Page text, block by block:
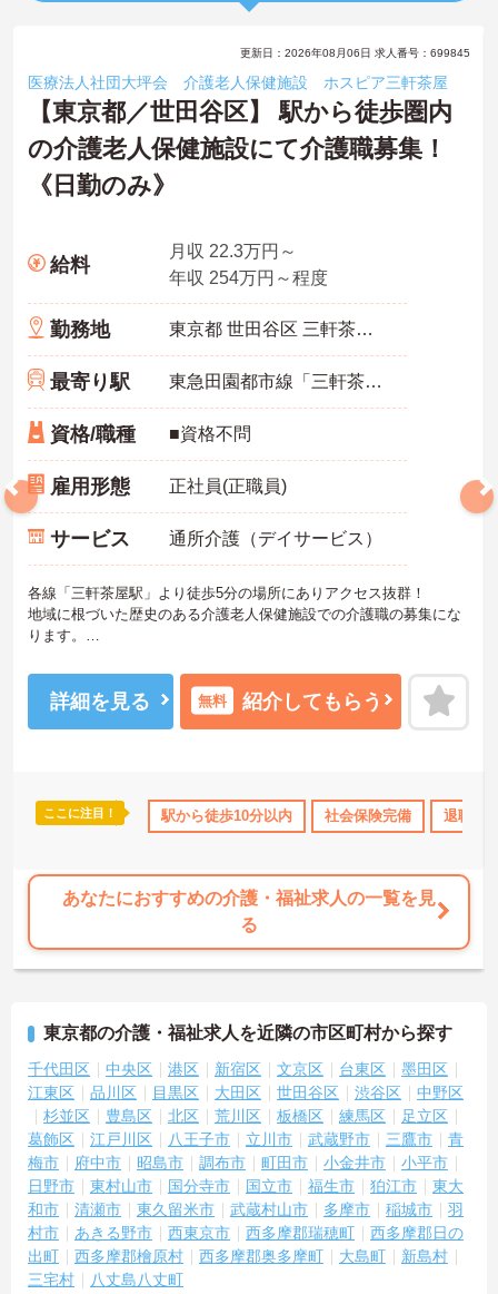
育児補助 日勤のみ 年間休日110日以上 ブランクOK
更新日：2026年08月06日 求人番号：699845
医療法人社団大坪会 介護老人保健施設 ホスピア三軒茶屋
【東京都／世田谷区】 駅から徒歩圏内
の介護老人保健施設にて介護職募集！
《日勤のみ》
給料
月収 22.3万円～
年収 254万円～程度
勤務地 東京都 世田谷区 三軒茶屋1-16-13
最寄り駅 東急田園都市線「三軒茶屋駅」徒歩5分
資格/職種 ■資格不問
雇用形態 正社員(正職員)
サービス 通所介護（デイサービス）
各線「三軒茶屋駅」より徒歩5分の場所にありアクセス抜群！
地域に根づいた歴史のある介護老人保健施設での介護職の募集にな
ります。
きますので、お気軽にキャリアドバイザーまでお問い合わせ下さ
い。詳細を見る 無料 紹介してもらう
ここに注目！ 駅から徒歩10分以内 社会保険完備 退職金
あなたにおすすめの介護・福祉求人の一覧を見
る
東京都の介護・福祉求人を近隣の市区町村から探す
千代田区 中央区 港区 新宿区 文京区 台東区
墨田区
江東区
品川区 目黒区 大田区 世田谷区 渋谷区
中野区
杉並区
豊島区 北区 荒川区 板橋区 練馬区
足立区
葛飾区
江戸川区 八王子市 立川市 武蔵野市 三鷹市
青
梅市
府中市 昭島市 調布市 町田市 小金井市
小平市
日野市
東村山市 国分寺市 国立市 福生市 狛江市
東大
和市
清瀬市 東久留米市 武蔵村山市 多摩市 稲城市
羽
村市
あきる野市 西東京市 西多摩郡瑞穂町
西多摩郡日の
出町
西多摩郡檜原村 西多摩郡奥多摩町 大島町
新島村
三宅村
八丈島八丈町